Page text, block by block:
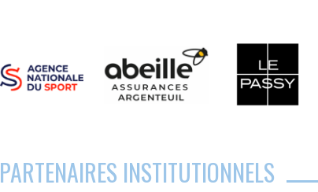
PARTENAIRES INSTITUTIONNELS